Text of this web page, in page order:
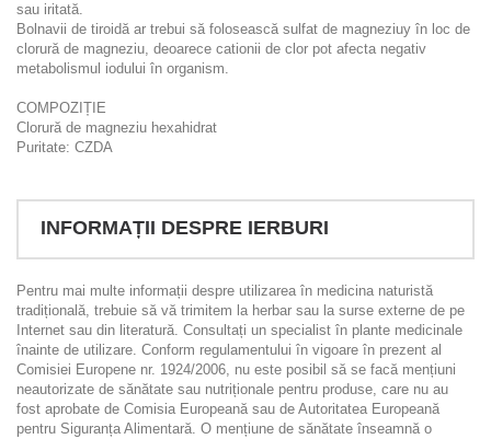
sau iritată.
Bolnavii de tiroidă ar trebui să folosească sulfat de magneziuy în loc de
clorură de magneziu, deoarece cationii de clor pot afecta negativ
metabolismul iodului în organism.
COMPOZIȚIE
Clorură de magneziu hexahidrat
Puritate: CZDA
INFORMAȚII DESPRE IERBURI
Pentru mai multe informații despre utilizarea în medicina naturistă
tradițională, trebuie să vă trimitem la herbar sau la surse externe de pe
Internet sau din literatură. Consultați un specialist în plante medicinale
înainte de utilizare. Conform regulamentului în vigoare în prezent al
Comisiei Europene nr. 1924/2006, nu este posibil să se facă mențiuni
neautorizate de sănătate sau nutriționale pentru produse, care nu au
fost aprobate de Comisia Europeană sau de Autoritatea Europeană
pentru Siguranța Alimentară. O mențiune de sănătate înseamnă o